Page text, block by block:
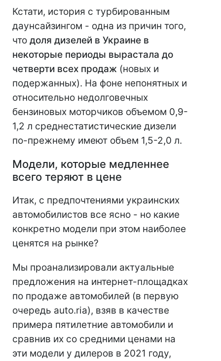
Кстати, история с турбированным
даунсайзингом - одна из причин того,
что доля дизелей в Украине в
некоторые периоды вырастала до
четверти всех продаж (новых и
подержанных). На фоне непонятных и
относительно недолговечных
бензиновых моторчиков объемом 0,9-
1,2 л среднестатистические дизели
по-прежнему имеют объем 1,5-2,0 л.
Модели, которые медленнее
всего теряют в цене
Итак, с предпочтениями украинских
автомобилистов все ясно - но какие
конкретно модели при этом наиболее
ценятся на рынке?
Мы проанализировали актуальные
предложения на интернет-площадках
по продаже автомобилей (в первую
очередь auto.ria), взяв в качестве
примера пятилетние автомобили и
сравнив их со средними ценами на
эти модели у дилеров в 2021 году,